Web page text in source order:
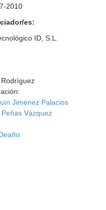
2010
es:
ID, S.L.
Jiménez Palacios
Vázquez